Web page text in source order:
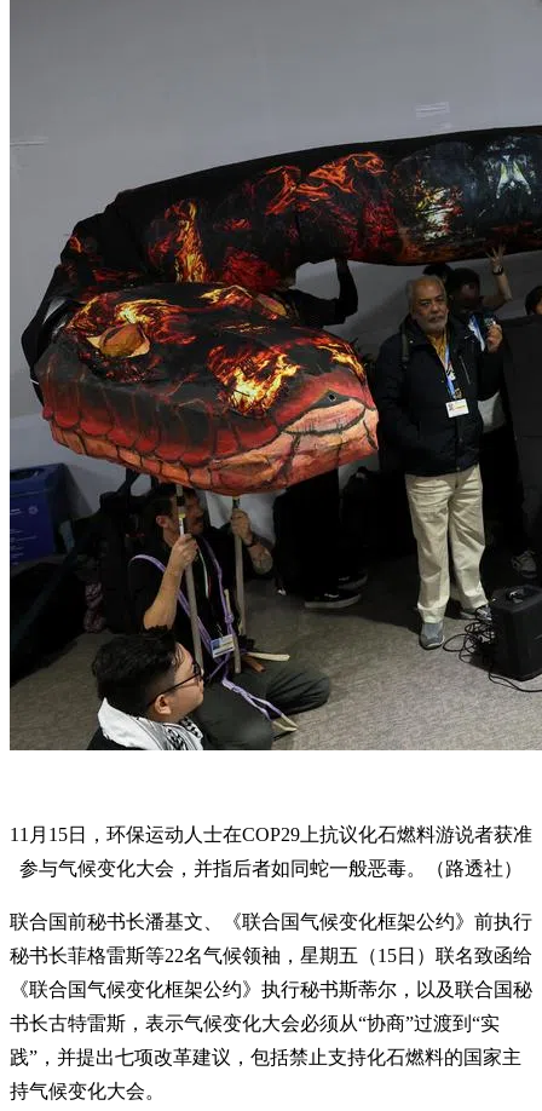
11月15日，环保运动人士在COP29上抗议化石燃料游说者获准
参与气候变化大会，并指后者如同蛇一般恶毒。（路透社）
联合国前秘书长潘基文、《联合国气候变化框架公约》前执行
秘书长菲格雷斯等22名气候领袖，星期五（15日）联名致函给
《联合国气候变化框架公约》执行秘书斯蒂尔，以及联合国秘
书长古特雷斯，表示气候变化大会必须从“协商”过渡到“实
践”，并提出七项改革建议，包括禁止支持化石燃料的国家主
持气候变化大会。